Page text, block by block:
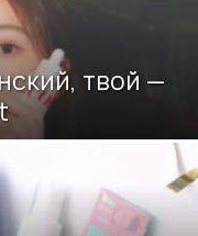
твой —